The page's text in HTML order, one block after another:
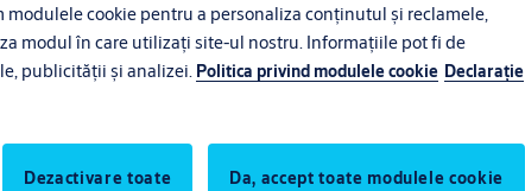
cookie pentru a personaliza conținutul și reclamele,
modul în care utilizați site-ul nostru. Informațiile pot fi de
publicității și analizei. Politica privind modulele cookie Declaraţie
Dezactivare toate Da, accept toate modulele cookie